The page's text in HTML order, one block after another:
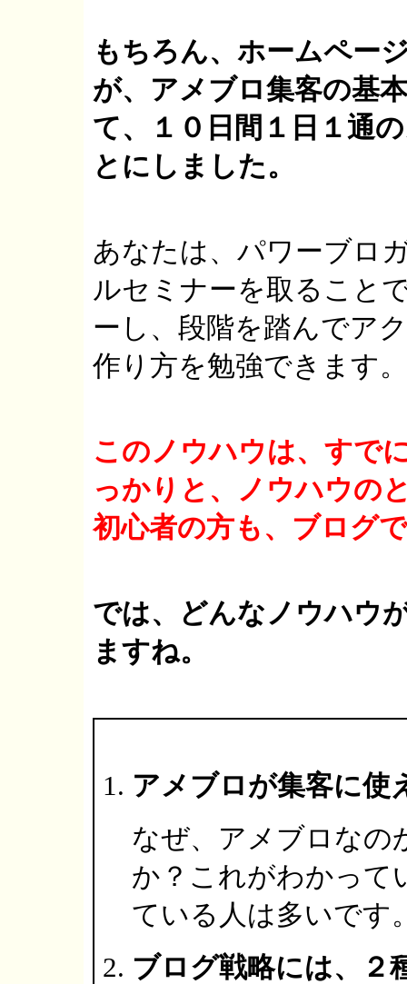
もちろん、ホームペー
が、アメブロ集客の基
て、１０日間１日１通
とにしました。
あなたは、パワーブロ
ルセミナーを取ること
ーし、段階を踏んでア
作り方を勉強できます。
このノウハウは、すで
っかりと、ノウハウの
初心者の方も、ブログ
では、どんなノウハウ
ますね。
アメブロが集客に使
なぜ、アメブロなの
か？これがわかって
ている人は多いです
ブログ戦略には、２